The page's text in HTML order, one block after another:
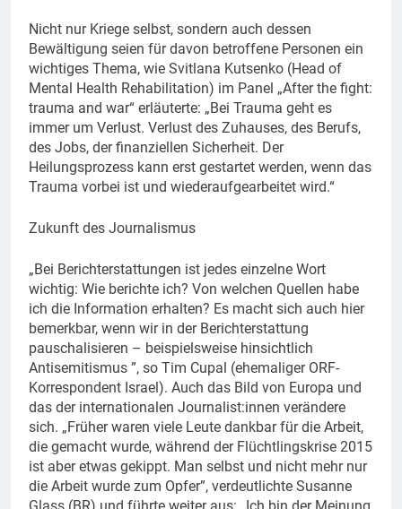
Nicht nur Kriege selbst, sondern auch dessen
Bewältigung seien für davon betroffene Personen ein
wichtiges Thema, wie Svitlana Kutsenko (Head of
Mental Health Rehabilitation) im Panel „After the fight:
trauma and war“ erläuterte: „Bei Trauma geht es
immer um Verlust. Verlust des Zuhauses, des Berufs,
des Jobs, der finanziellen Sicherheit. Der
Heilungsprozess kann erst gestartet werden, wenn das
Trauma vorbei ist und wiederaufgearbeitet wird.“
Zukunft des Journalismus
„Bei Berichterstattungen ist jedes einzelne Wort
wichtig: Wie berichte ich? Von welchen Quellen habe
ich die Information erhalten? Es macht sich auch hier
bemerkbar, wenn wir in der Berichterstattung
pauschalisieren – beispielsweise hinsichtlich
Antisemitismus ”, so Tim Cupal (ehemaliger ORF-
Korrespondent Israel). Auch das Bild von Europa und
das der internationalen Journalist:innen verändere
sich. „Früher waren viele Leute dankbar für die Arbeit,
die gemacht wurde, während der Flüchtlingskrise 2015
ist aber etwas gekippt. Man selbst und nicht mehr nur
die Arbeit wurde zum Opfer”, verdeutlichte Susanne
Glass (BR) und führte weiter aus: „Ich bin der Meinung,